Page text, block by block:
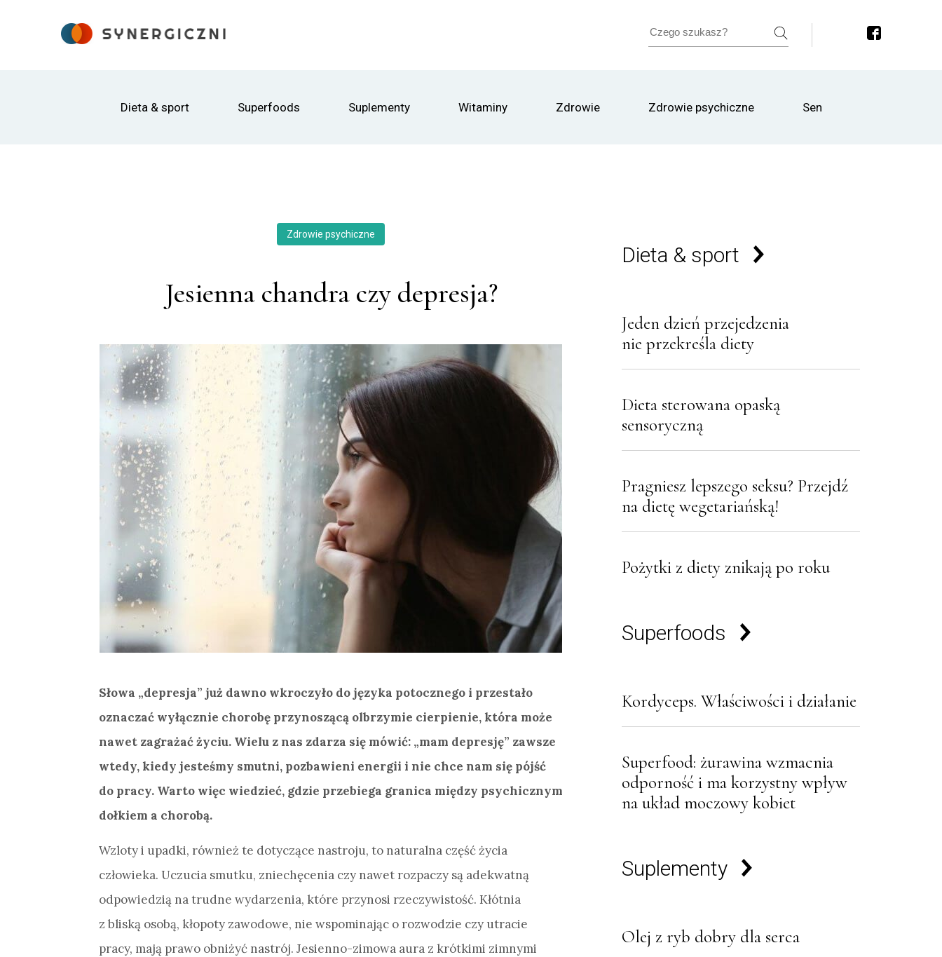
Dieta & sport Superfoods Suplementy Witaminy Zdrowie Zdrowie psychiczne Sen
Zdrowie psychiczne
Jesienna chandra czy depresja?
Słowa „depresja” już dawno wkroczyło do języka potocznego i przestało
oznaczać wyłącznie chorobę przynoszącą olbrzymie cierpienie, która może
nawet zagrażać życiu. Wielu z nas zdarza się mówić: „mam depresję” zawsze
wtedy, kiedy jesteśmy smutni, pozbawieni energii i nie chce nam się pójść
do pracy. Warto więc wiedzieć, gdzie przebiega granica między psychicznym
dołkiem a chorobą.
Wzloty i upadki, również te dotyczące nastroju, to naturalna część życia
człowieka. Uczucia smutku, zniechęcenia czy nawet rozpaczy są adekwatną
odpowiedzią na trudne wydarzenia, które przynosi rzeczywistość. Kłótnia
z bliską osobą, kłopoty zawodowe, nie wspominając o rozwodzie czy utracie
pracy, mają prawo obniżyć nastrój. Jesienno-zimowa aura z krótkimi zimnymi
Dieta & sport
Jeden dzień przejedzenia
nie przekreśla diety
Dieta sterowana opaską
sensoryczną
Pragniesz lepszego seksu? Przejdź
na dietę wegetariańską!
Pożytki z diety znikają po roku
Superfoods
Kordyceps. Właściwości i działanie
Superfood: żurawina wzmacnia
odporność i ma korzystny wpływ
na układ moczowy kobiet
Suplementy
Olej z ryb dobry dla serca